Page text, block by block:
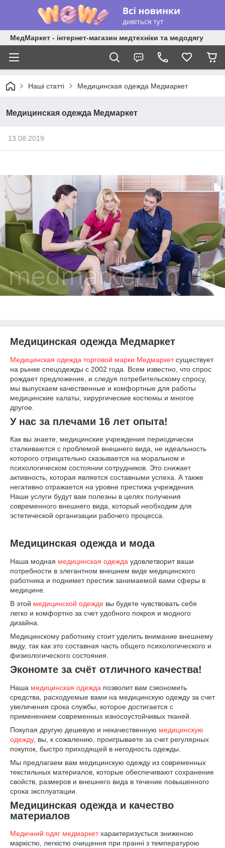
МедМаркет - інтернет-магазин медтехніки та медодягу
Наші статті Медицинская одежда Медмаркет
Медицинская одежда Медмаркет
13.08.2019
Медицинская одежда Медмаркет
Медицинская одежда торговой марки Медмаркетсуществует
на рынке спецодежды c 2002 года. Всем известно, что спрос
рождает предложение, и следуя потребительскому спросу,
мы выпускаем качественные и комфортные для работы
медицинские халаты, хирургические костюмы и многое
другое.
У нас за плечами 16 лет опыта!
Как вы знаете, медицинские учреждения периодически
сталкиваются с проблемой внешнего вида, не идеальность
которого отрицательно сказывается на моральном и
психологическом состоянии сотрудников. Это снижает
активность, которая является составными успеха. А также
негативно отражается на уровне престижа учреждения.
Наши услуги будут вам полезны в целях получения
современного внешнего вида, который необходим для
эстетической организации рабочего процесса.
Медицинская одежда и мода
Наша модная медицинская одежда удовлетворит ваши
потребности в элегантном внешнем виде медицинского
работника и поднимет престиж занимаемой вами сферы в
медицине.
В этой медицинской одежде вы будете чувствовать себя
легко и комфортно за счет удобного покроя и модного
дизайна.
Медицинскому работнику стоит уделить внимание внешнему
виду, так как это составная часть общего психологического и
физиологического состояния.
Экономте за счёт отличного качества!
Наша медицинская одежда позволит вам сэкономить
средства, расходуемые вами на медицинскую одежду за счет
увеличения срока службы, которое достигается с
применением современных износоустойчивых тканей.
Покупая другую дешевую и некачественную медицинскую
одежду, вы, к сожалению, проигрываете за счет регулярных
покупок, быстро приходящей в негодность одежды.
Мы предлагаем вам медицинскую одежду из современных
текстильных материалов, которые обеспечивают сохранение
свойств, размеров и внешнего вида в течение повышенного
срока эксплуатации.
Медицинская одежда и качество
материалов
Медичний одяг медмаркетхарактеризується зниженою
маркістю, легкістю очищення при пранні з температурою